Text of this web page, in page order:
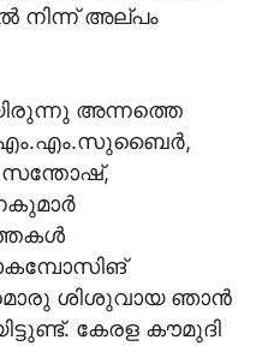
നിന്ന് അല്പം
അന്നത്തെ
എം.എം.സുബൈര്‍,
ശിശുവായ ഞാന്‍
കേരള കൗമുദി